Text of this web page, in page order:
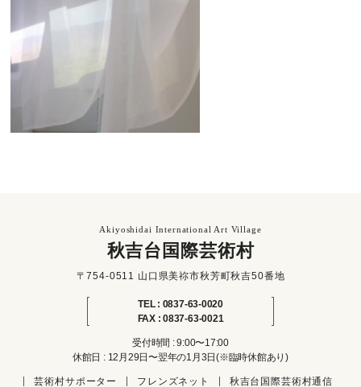
Akiyoshidai International Art Village
秋吉台国際芸術村
〒754-0511 山口県美祢市秋芳町秋吉50番地
TEL : 0837-63-0020
FAX : 0837-63-0021
受付時間 : 9:00〜17:00
休館日 : 12月29日〜翌年の1月3日(※臨時休館あり)
芸術村サポーター フレンズネット 秋吉台国際芸術村通信